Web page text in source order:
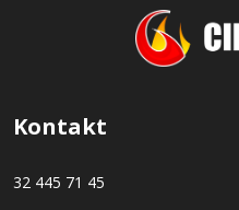
Kontakt
32 445 71 45